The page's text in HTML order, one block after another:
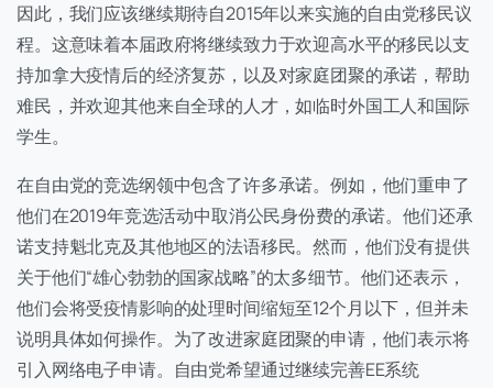
因此，我们应该继续期待自2015年以来实施的自由党移民议
程。这意味着本届政府将继续致力于欢迎高水平的移民以支
持加拿大疫情后的经济复苏，以及对家庭团聚的承诺，帮助
难民，并欢迎其他来自全球的人才，如临时外国工人和国际
学生。
在自由党的竞选纲领中包含了许多承诺。例如，他们重申了
他们在2019年竞选活动中取消公民身份费的承诺。他们还承
诺支持魁北克及其他地区的法语移民。然而，他们没有提供
关于他们“雄心勃勃的国家战略”的太多细节。他们还表示，
他们会将受疫情影响的处理时间缩短至12个月以下，但并未
说明具体如何操作。为了改进家庭团聚的申请，他们表示将
引入网络电子申请。自由党希望通过继续完善EE系统